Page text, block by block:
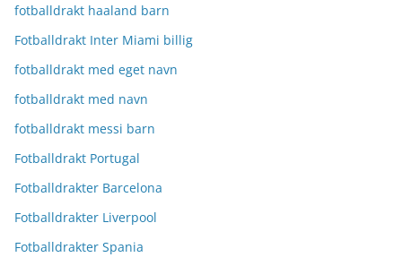
fotballdrakt haaland barn
Fotballdrakt Inter Miami billig
fotballdrakt med eget navn
fotballdrakt med navn
fotballdrakt messi barn
Fotballdrakt Portugal
Fotballdrakter Barcelona
Fotballdrakter Liverpool
Fotballdrakter Spania